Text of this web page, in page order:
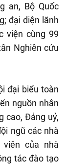
an, Bộ Quốc
đại diện lãnh
viện cùng 99
Nghiên cứu
đại biểu toàn
nguồn nhân
cao, Đảng uỷ,
ngũ các nhà
viên của nhà
tác đào tạo